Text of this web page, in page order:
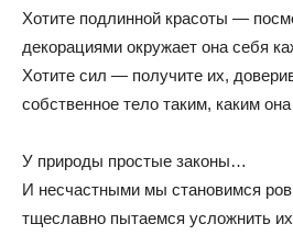
Хотите подлинной красоты —
декорациями окружает она себя
Хотите сил — получите их,
собственное тело таким, каким
У природы простые законы…
И несчастными мы становимся
тщеславно пытаемся усложнить